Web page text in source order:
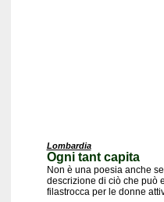
Lombardia
Ogni tant capita
Non è una poesia anche
descrizione di ciò che può
filastrocca per le donne